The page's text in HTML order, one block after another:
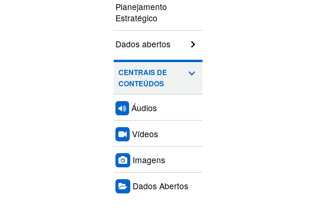
Planejamento
Estratégico
Dados abertos
CENTRAIS DE
CONTEÚDOS
Áudios
Vídeos
Imagens
Dados Abertos